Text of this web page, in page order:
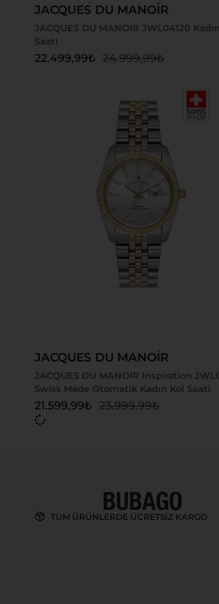
JACQUES DU MANOİR
JACQUES DU MANOIR JWL04120
Saati
24.999,99₺
22.499,99₺
JACQUES DU MANOİR
JACQUES DU MANOIR Inspiration
Swiss Made Otomatik Kadın Kol Saati
23.999,99₺
21.599,99₺
TÜM ÜRÜNLERDE ÜCRETSİZ KARGO